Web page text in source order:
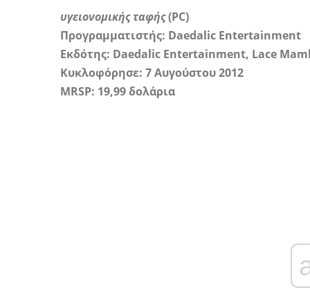
υγειονομικής ταφής(PC)
Προγραμματιστής: Daedalic Entertainment
Εκδότης: Daedalic Entertainment, Lace
Κυκλοφόρησε: 7 Αυγούστου 2012
MRSP: 19,99 δολάρια